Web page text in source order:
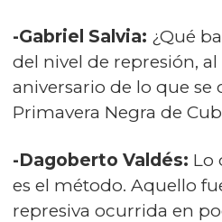
-Gabriel Salvia: ¿Qué
del nivel de represión,
aniversario de lo que se
Primavera Negra de
-Dagoberto Valdés: Lo
es el método. Aquello
represiva ocurrida en